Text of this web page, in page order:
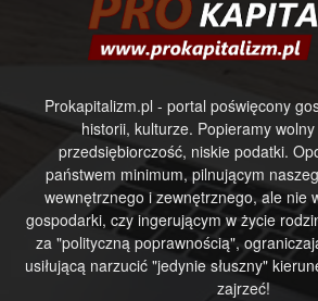
Prokapitalizm.pl - portal poświęcony
historii, kulturze. Popieramy
przedsiębiorczość, niskie podatki.
państwem minimum, pilnującym
wewnętrznego i zewnętrznego, ale nie
gospodarki, czy ingerującym w życie
za "polityczną poprawnością",
usiłującą narzucić "jedynie słuszny"
zajrzeć!